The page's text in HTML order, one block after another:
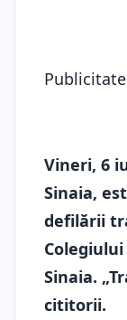
Publicitate
Vineri, 6
Sinaia,
defilării
Sinaia.
cititorii.